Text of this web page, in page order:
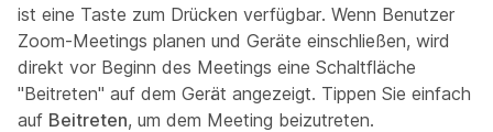
ist eine Taste zum Drücken verfügbar. Wenn Benutzer
Zoom-Meetings planen und Geräte einschließen, wird
direkt vor Beginn des Meetings eine Schaltfläche
"Beitreten" auf dem Gerät angezeigt. Tippen Sie einfach
auf Beitreten, um dem Meeting beizutreten.